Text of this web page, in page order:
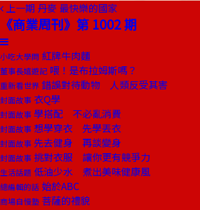
上一期 丹麥 最快樂的國家
《商業周刊》第 1002 期
小吃大學問 紅牌牛肉麵
董事長嬉遊記 喂！是布拉姆斯嗎？
重新看世界 錯誤對待動物 人類反受其害
封面故事 衣Q學
封面故事 學搭配 不必亂消費
封面故事 想學穿衣 先學丟衣
封面故事 先去健身 再談變身
封面故事 挑對衣服 讓你更有競爭力
生活話題 低油少水 煮出美味健康風
總編輯的話 始於ABC
商場自慢塾 菩薩的禮貌